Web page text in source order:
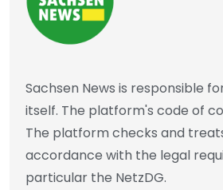
Sachsen News is responsible
itself. The platform's code of
The platform checks and
accordance with the legal
particular the NetzDG.